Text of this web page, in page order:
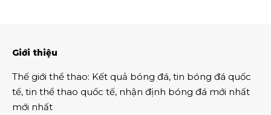
Giới thiệu
Thế giới thể thao: Kết quả bóng đá, tin bóng đá quốc
tế, tin thể thao quốc tế, nhận định bóng đá mới nhất
mới nhất